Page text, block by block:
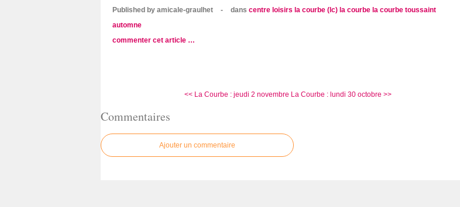
Published by amicale-graulhet - dans centre loisirs la courbe (lc) la courbe la courbe toussaint
automne
commenter cet article …
<< La Courbe : jeudi 2 novembre La Courbe : lundi 30 octobre >>
Commentaires
Ajouter un commentaire